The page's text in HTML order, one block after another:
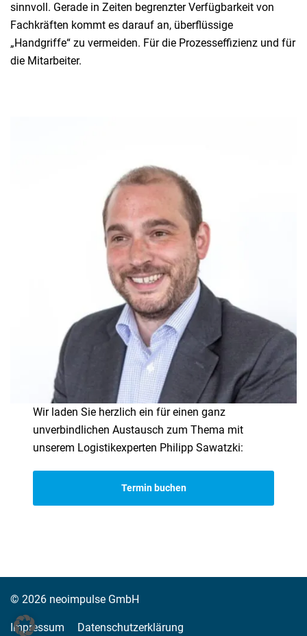
sinnvoll. Gerade in Zeiten begrenzter Verfügbarkeit von
Fachkräften kommt es darauf an, überflüssige
„Handgriffe“ zu vermeiden. Für die Prozesseffizienz und für
die Mitarbeiter.
Wir laden Sie herzlich ein für einen ganz
unverbindlichen Austausch zum Thema mit
unserem Logistikexperten Philipp Sawatzki:
Termin buchen
© 2026 neoimpulse GmbH
Impressum Datenschutzerklärung